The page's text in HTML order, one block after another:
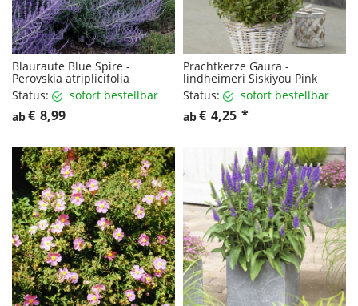
Blauraute Blue Spire -
Perovskia atriplicifolia
Status:
sofort bestellbar
ab€ 8,99
Prachtkerze Gaura -
lindheimeri Siskiyou Pink
Status:
sofort bestellbar
ab€ 4,25 *